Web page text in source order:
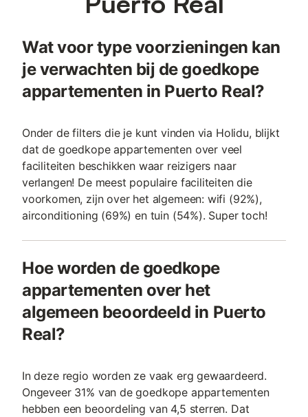
Wat voor type voorzieningen kan
je verwachten bij de goedkope
appartementen in Puerto Real?
Onder de filters die je kunt vinden via Holidu, blijkt
dat de goedkope appartementen over veel
faciliteiten beschikken waar reizigers naar
verlangen! De meest populaire faciliteiten die
voorkomen, zijn over het algemeen: wifi (92%),
airconditioning (69%) en tuin (54%). Super toch!
Hoe worden de goedkope
appartementen over het
algemeen beoordeeld in Puerto
Real?
In deze regio worden ze vaak erg gewaardeerd.
Ongeveer 31% van de goedkope appartementen
hebben een beoordeling van 4,5 sterren. Dat